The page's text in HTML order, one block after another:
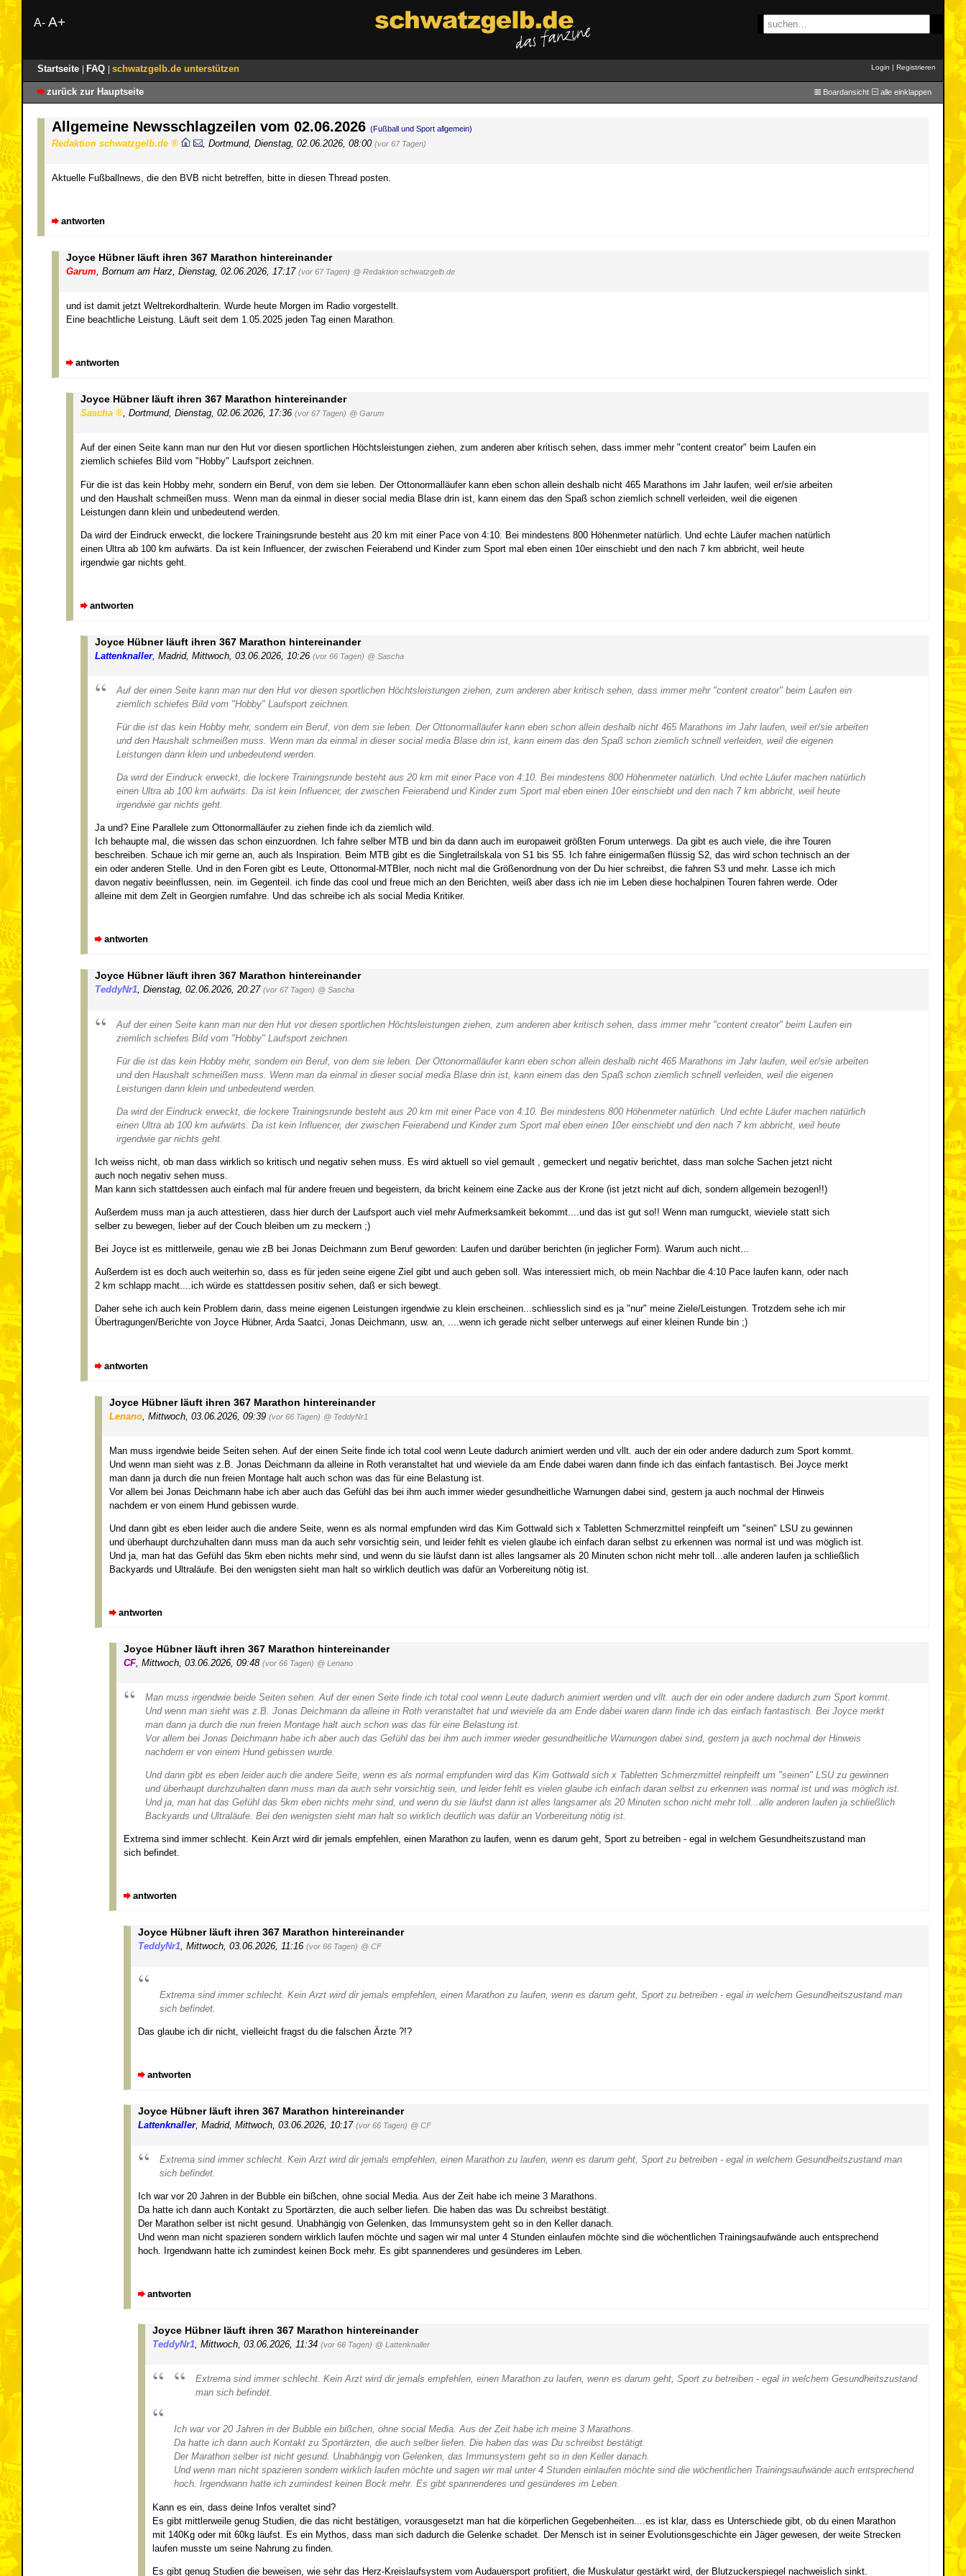
A- A+
Startseite FAQ schwatzgelb.de unterstützen Login | Registrieren
zurück zur Hauptseite Boardansicht alle einklappen
Allgemeine Newsschlagzeilen vom 02.06.2026 (Fußball und Sport allgemein)
Redaktion schwatzgelb.de Dortmund, Dienstag, 02.06.2026, 08:00 (vor 67 Tagen)
Aktuelle Fußballnews, die den BVB nicht betreffen, bitte in diesen Thread posten.
antworten
Joyce Hübner läuft ihren 367 Marathon hintereinander
Garum, Bornum am Harz, Dienstag, 02.06.2026, 17:17 (vor 67 Tagen) @ Redaktion schwatzgelb.de
und ist damit jetzt Weltrekordhalterin. Wurde heute Morgen im Radio vorgestellt.
Eine beachtliche Leistung. Läuft seit dem 1.05.2025 jeden Tag einen Marathon.
antworten
Joyce Hübner läuft ihren 367 Marathon hintereinander
Sascha , Dortmund, Dienstag, 02.06.2026, 17:36 (vor 67 Tagen) @ Garum
Auf der einen Seite kann man nur den Hut vor diesen sportlichen Höchtsleistungen ziehen, zum anderen aber kritisch sehen, dass immer mehr "content creator" beim Laufen ein
ziemlich schiefes Bild vom "Hobby" Laufsport zeichnen.
Für die ist das kein Hobby mehr, sondern ein Beruf, von dem sie leben. Der Ottonormalläufer kann eben schon allein deshalb nicht 465 Marathons im Jahr laufen, weil er/sie arbeiten
und den Haushalt schmeißen muss. Wenn man da einmal in dieser social media Blase drin ist, kann einem das den Spaß schon ziemlich schnell verleiden, weil die eigenen
Leistungen dann klein und unbedeutend werden.
Da wird der Eindruck erweckt, die lockere Trainingsrunde besteht aus 20 km mit einer Pace von 4:10. Bei mindestens 800 Höhenmeter natürlich. Und echte Läufer machen natürlich
einen Ultra ab 100 km aufwärts. Da ist kein Influencer, der zwischen Feierabend und Kinder zum Sport mal eben einen 10er einschiebt und den nach 7 km abbricht, weil heute
irgendwie gar nichts geht.
antworten
Joyce Hübner läuft ihren 367 Marathon hintereinander
Lattenknaller, Madrid, Mittwoch, 03.06.2026, 10:26 (vor 66 Tagen) @ Sascha
Auf der einen Seite kann man nur den Hut vor diesen sportlichen Höchtsleistungen ziehen, zum anderen aber kritisch sehen, dass immer mehr "content creator" beim Laufen ein
ziemlich schiefes Bild vom "Hobby" Laufsport zeichnen.
Für die ist das kein Hobby mehr, sondern ein Beruf, von dem sie leben. Der Ottonormalläufer kann eben schon allein deshalb nicht 465 Marathons im Jahr laufen, weil er/sie arbeiten
und den Haushalt schmeißen muss. Wenn man da einmal in dieser social media Blase drin ist, kann einem das den Spaß schon ziemlich schnell verleiden, weil die eigenen
Leistungen dann klein und unbedeutend werden.
Da wird der Eindruck erweckt, die lockere Trainingsrunde besteht aus 20 km mit einer Pace von 4:10. Bei mindestens 800 Höhenmeter natürlich. Und echte Läufer machen natürlich
einen Ultra ab 100 km aufwärts. Da ist kein Influencer, der zwischen Feierabend und Kinder zum Sport mal eben einen 10er einschiebt und den nach 7 km abbricht, weil heute
irgendwie gar nichts geht.
Ja und? Eine Parallele zum Ottonormalläufer zu ziehen finde ich da ziemlich wild.
Ich behaupte mal, die wissen das schon einzuordnen. Ich fahre selber MTB und bin da dann auch im europaweit größten Forum unterwegs. Da gibt es auch viele, die ihre Touren
beschreiben. Schaue ich mir gerne an, auch als Inspiration. Beim MTB gibt es die Singletrailskala von S1 bis S5. Ich fahre einigermaßen flüssig S2, das wird schon technisch an der
ein oder anderen Stelle. Und in den Foren gibt es Leute, Ottonormal-MTBler, noch nicht mal die Größenordnung von der Du hier schreibst, die fahren S3 und mehr. Lasse ich mich
davon negativ beeinflussen, nein. im Gegenteil. ich finde das cool und freue mich an den Berichten, weiß aber dass ich nie im Leben diese hochalpinen Touren fahren werde. Oder
alleine mit dem Zelt in Georgien rumfahre. Und das schreibe ich als social Media Kritiker.
antworten
Joyce Hübner läuft ihren 367 Marathon hintereinander
TeddyNr1, Dienstag, 02.06.2026, 20:27 (vor 67 Tagen) @ Sascha
Auf der einen Seite kann man nur den Hut vor diesen sportlichen Höchtsleistungen ziehen, zum anderen aber kritisch sehen, dass immer mehr "content creator" beim Laufen ein
ziemlich schiefes Bild vom "Hobby" Laufsport zeichnen.
Für die ist das kein Hobby mehr, sondern ein Beruf, von dem sie leben. Der Ottonormalläufer kann eben schon allein deshalb nicht 465 Marathons im Jahr laufen, weil er/sie arbeiten
und den Haushalt schmeißen muss. Wenn man da einmal in dieser social media Blase drin ist, kann einem das den Spaß schon ziemlich schnell verleiden, weil die eigenen
Leistungen dann klein und unbedeutend werden.
Da wird der Eindruck erweckt, die lockere Trainingsrunde besteht aus 20 km mit einer Pace von 4:10. Bei mindestens 800 Höhenmeter natürlich. Und echte Läufer machen natürlich
einen Ultra ab 100 km aufwärts. Da ist kein Influencer, der zwischen Feierabend und Kinder zum Sport mal eben einen 10er einschiebt und den nach 7 km abbricht, weil heute
irgendwie gar nichts geht.
Ich weiss nicht, ob man dass wirklich so kritisch und negativ sehen muss. Es wird aktuell so viel gemault , gemeckert und negativ berichtet, dass man solche Sachen jetzt nicht
auch noch negativ sehen muss.
Man kann sich stattdessen auch einfach mal für andere freuen und begeistern, da bricht keinem eine Zacke aus der Krone (ist jetzt nicht auf dich, sondern allgemein bezogen!!)
Außerdem muss man ja auch attestieren, dass hier durch der Laufsport auch viel mehr Aufmerksamkeit bekommt....und das ist gut so!! Wenn man rumguckt, wieviele statt sich
selber zu bewegen, lieber auf der Couch bleiben um zu meckern ;)
Bei Joyce ist es mittlerweile, genau wie zB bei Jonas Deichmann zum Beruf geworden: Laufen und darüber berichten (in jeglicher Form). Warum auch nicht...
Außerdem ist es doch auch weiterhin so, dass es für jeden seine eigene Ziel gibt und auch geben soll. Was interessiert mich, ob mein Nachbar die 4:10 Pace laufen kann, oder nach
2 km schlapp macht....ich würde es stattdessen positiv sehen, daß er sich bewegt.
Daher sehe ich auch kein Problem darin, dass meine eigenen Leistungen irgendwie zu klein erscheinen...schliesslich sind es ja "nur" meine Ziele/Leistungen. Trotzdem sehe ich mir
Übertragungen/Berichte von Joyce Hübner, Arda Saatci, Jonas Deichmann, usw. an, ....wenn ich gerade nicht selber unterwegs auf einer kleinen Runde bin ;)
antworten
Joyce Hübner läuft ihren 367 Marathon hintereinander
Lenano Mittwoch, 03.06.2026, 09:39 (vor 66 Tagen) @ TeddyNr1
Man muss irgendwie beide Seiten sehen. Auf der einen Seite finde ich total cool wenn Leute dadurch animiert werden und vllt. auch der ein oder andere dadurch zum Sport kommt.
Und wenn man sieht was z.B. Jonas Deichmann da alleine in Roth veranstaltet hat und wieviele da am Ende dabei waren dann finde ich das einfach fantastisch. Bei Joyce merkt
man dann ja durch die nun freien Montage halt auch schon was das für eine Belastung ist.
Vor allem bei Jonas Deichmann habe ich aber auch das Gefühl das bei ihm auch immer wieder gesundheitliche Warnungen dabei sind, gestern ja auch nochmal der Hinweis
nachdem er von einem Hund gebissen wurde.
Und dann gibt es eben leider auch die andere Seite, wenn es als normal empfunden wird das Kim Gottwald sich x Tabletten Schmerzmittel reinpfeift um "seinen" LSU zu gewinnen
und überhaupt durchzuhalten dann muss man da auch sehr vorsichtig sein, und leider fehlt es vielen glaube ich einfach daran selbst zu erkennen was normal ist und was möglich ist.
Und ja, man hat das Gefühl das 5km eben nichts mehr sind, und wenn du sie läufst dann ist alles langsamer als 20 Minuten schon nicht mehr toll...alle anderen laufen ja schließlich
Backyards und Ultraläufe. Bei den wenigsten sieht man halt so wirklich deutlich was dafür an Vorbereitung nötig ist.
antworten
Joyce Hübner läuft ihren 367 Marathon hintereinander
CF, Mittwoch, 03.06.2026, 09:48 (vor 66 Tagen) @ Lenano
Man muss irgendwie beide Seiten sehen. Auf der einen Seite finde ich total cool wenn Leute dadurch animiert werden und vllt. auch der ein oder andere dadurch zum Sport kommt.
Und wenn man sieht was z.B. Jonas Deichmann da alleine in Roth veranstaltet hat und wieviele da am Ende dabei waren dann finde ich das einfach fantastisch. Bei Joyce merkt
man dann ja durch die nun freien Montage halt auch schon was das für eine Belastung ist.
Vor allem bei Jonas Deichmann habe ich aber auch das Gefühl das bei ihm auch immer wieder gesundheitliche Warnungen dabei sind, gestern ja auch nochmal der Hinweis
nachdem er von einem Hund gebissen wurde.
Und dann gibt es eben leider auch die andere Seite, wenn es als normal empfunden wird das Kim Gottwald sich x Tabletten Schmerzmittel reinpfeift um "seinen" LSU zu gewinnen
und überhaupt durchzuhalten dann muss man da auch sehr vorsichtig sein, und leider fehlt es vielen glaube ich einfach daran selbst zu erkennen was normal ist und was möglich ist.
Und ja, man hat das Gefühl das 5km eben nichts mehr sind, und wenn du sie läufst dann ist alles langsamer als 20 Minuten schon nicht mehr toll...alle anderen laufen ja schließlich
Backyards und Ultraläufe. Bei den wenigsten sieht man halt so wirklich deutlich was dafür an Vorbereitung nötig ist.
Extrema sind immer schlecht. Kein Arzt wird dir jemals empfehlen, einen Marathon zu laufen, wenn es darum geht, Sport zu betreiben - egal in welchem Gesundheitszustand man
sich befindet.
antworten
Joyce Hübner läuft ihren 367 Marathon hintereinander
TeddyNr1, Mittwoch, 03.06.2026, 11:16 (vor 66 Tagen) @ CF
Extrema sind immer schlecht. Kein Arzt wird dir jemals empfehlen, einen Marathon zu laufen, wenn es darum geht, Sport zu betreiben - egal in welchem Gesundheitszustand man
sich befindet.
Das glaube ich dir nicht, vielleicht fragst du die falschen Ärzte ?!?
antworten
Joyce Hübner läuft ihren 367 Marathon hintereinander
Lattenknaller, Madrid, Mittwoch, 03.06.2026, 10:17 (vor 66 Tagen) @ CF
Extrema sind immer schlecht. Kein Arzt wird dir jemals empfehlen, einen Marathon zu laufen, wenn es darum geht, Sport zu betreiben - egal in welchem Gesundheitszustand man
sich befindet.
Ich war vor 20 Jahren in der Bubble ein bißchen, ohne social Media. Aus der Zeit habe ich meine 3 Marathons.
Da hatte ich dann auch Kontakt zu Sportärzten, die auch selber liefen. Die haben das was Du schreibst bestätigt.
Der Marathon selber ist nicht gesund. Unabhängig von Gelenken, das Immunsystem geht so in den Keller danach.
Und wenn man nicht spazieren sondern wirklich laufen möchte und sagen wir mal unter 4 Stunden einlaufen möchte sind die wöchentlichen Trainingsaufwände auch entsprechend
hoch. Irgendwann hatte ich zumindest keinen Bock mehr. Es gibt spannenderes und gesünderes im Leben.
antworten
Joyce Hübner läuft ihren 367 Marathon hintereinander
TeddyNr1, Mittwoch, 03.06.2026, 11:34 (vor 66 Tagen) @ Lattenknaller
Extrema sind immer schlecht. Kein Arzt wird dir jemals empfehlen, einen Marathon zu laufen, wenn es darum geht, Sport zu betreiben - egal in welchem Gesundheitszustand
man sich befindet.
Ich war vor 20 Jahren in der Bubble ein bißchen, ohne social Media. Aus der Zeit habe ich meine 3 Marathons.
Da hatte ich dann auch Kontakt zu Sportärzten, die auch selber liefen. Die haben das was Du schreibst bestätigt.
Der Marathon selber ist nicht gesund. Unabhängig von Gelenken, das Immunsystem geht so in den Keller danach.
Und wenn man nicht spazieren sondern wirklich laufen möchte und sagen wir mal unter 4 Stunden einlaufen möchte sind die wöchentlichen Trainingsaufwände auch entsprechend
hoch. Irgendwann hatte ich zumindest keinen Bock mehr. Es gibt spannenderes und gesünderes im Leben.
Kann es ein, dass deine Infos veraltet sind?
Es gibt mittlerweile genug Studien, die das nicht bestätigen, vorausgesetzt man hat die körperlichen Gegebenheiten....es ist klar, dass es Unterschiede gibt, ob du einen Marathon
mit 140Kg oder mit 60kg läufst. Es ein Mythos, dass man sich dadurch die Gelenke schadet. Der Mensch ist in seiner Evolutionsgeschichte ein Jäger gewesen, der weite Strecken
laufen musste um seine Nahrung zu finden.
Es gibt genug Studien die beweisen, wie sehr das Herz-Kreislaufsystem vom Audauersport profitiert, die Muskulatur gestärkt wird, der Blutzuckerspiegel nachweislich sinkt.